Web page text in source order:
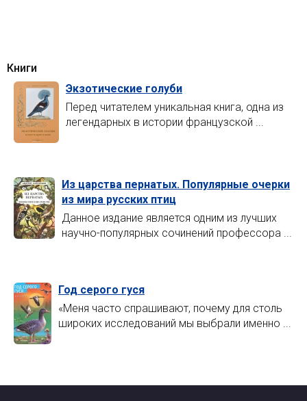
Книги
Экзотические голуби
Перед читателем уникальная книга, одна из
легендарных в истории французской ...
Из царства пернатых. Популярные очерки
из мира русских птиц
Данное издание является одним из лучших
научно-популярных сочинений профессора ...
Год серого гуся
«Меня часто спрашивают, почему для столь
широких исследований мы выбрали именно ...